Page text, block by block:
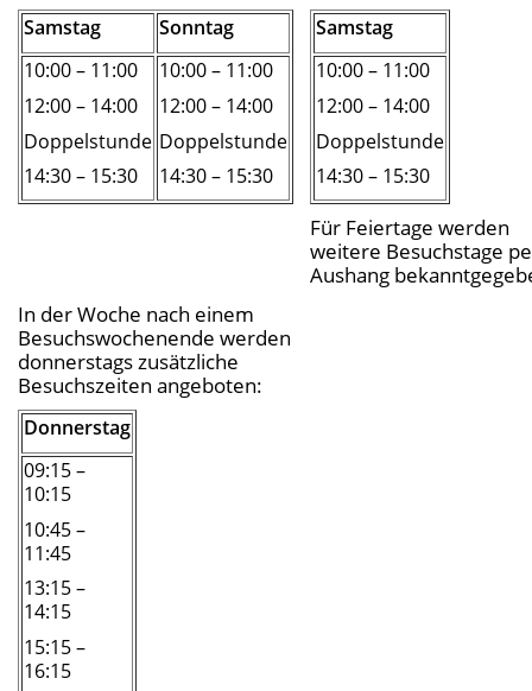
Samstag
Sonntag
10:00 – 11:00
12:00 – 14:00
Doppelstunde
14:30 – 15:30
10:00 – 11:00
12:00 – 14:00
Doppelstunde
14:30 – 15:30
Samstag
10:00 – 11:00
12:00 – 14:00
Doppelstunde
14:30 – 15:30
Für Feiertage werden
weitere Besuchstage
Aushang
In der Woche nach einem
Besuchswochenende werden
donnerstags zusätzliche
Besuchszeiten angeboten:
Donnerstag
09:15 –
10:15
10:45 –
11:45
13:15 –
14:15
15:15 –
16:15